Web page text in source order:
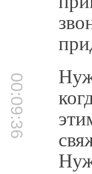
00:09:36